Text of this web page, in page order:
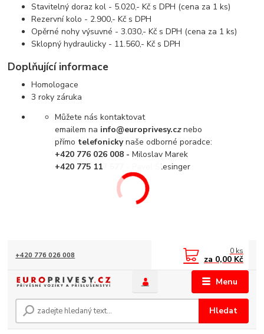
Stavitelný doraz kol - 5.020,- Kč s DPH (cena za 1 ks)
Rezervní kolo - 2.900,- Kč s DPH
Opěrné nohy výsuvné - 3.030,- Kč s DPH (cena za 1 ks)
Sklopný hydraulicky - 11.560,- Kč s DPH
Doplňující informace
Homologace
3 roky záruka
Můžete nás kontaktovat
emailem na info@europrivesy.cznebo
přímo telefonickynaše odborné poradce:
+420 776 026 008 -Miloslav Marek
+420 775 117 577 -
Pavel Šlesinger
Menu
Hledat
+420 776 026 008 0 ks
za 0,00 Kč